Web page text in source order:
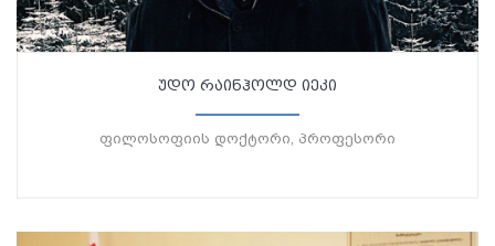
უდო რაინჰოლდ იეკი
ფილოსოფიის დოქტორი, პროფესორი